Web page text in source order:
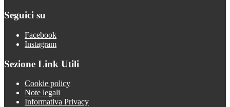
Seguici su
Facebook
Instagram
Sezione Link Utili
Cookie policy
Note legali
Informativa Privacy